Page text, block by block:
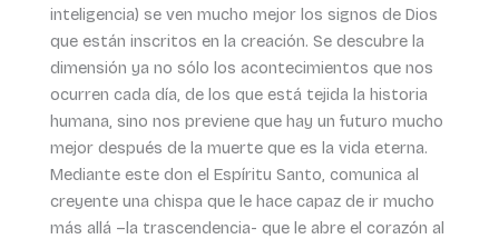
inteligencia) se ven mucho mejor los signos de Dios
que están inscritos en la creación. Se descubre la
dimensión ya no sólo los acontecimientos que nos
ocurren cada día, de los que está tejida la historia
humana, sino nos previene que hay un futuro mucho
mejor después de la muerte que es la vida eterna.
Mediante este don el Espíritu Santo, comunica al
creyente una chispa que le hace capaz de ir mucho
más allá –la trascendencia- que le abre el corazón al